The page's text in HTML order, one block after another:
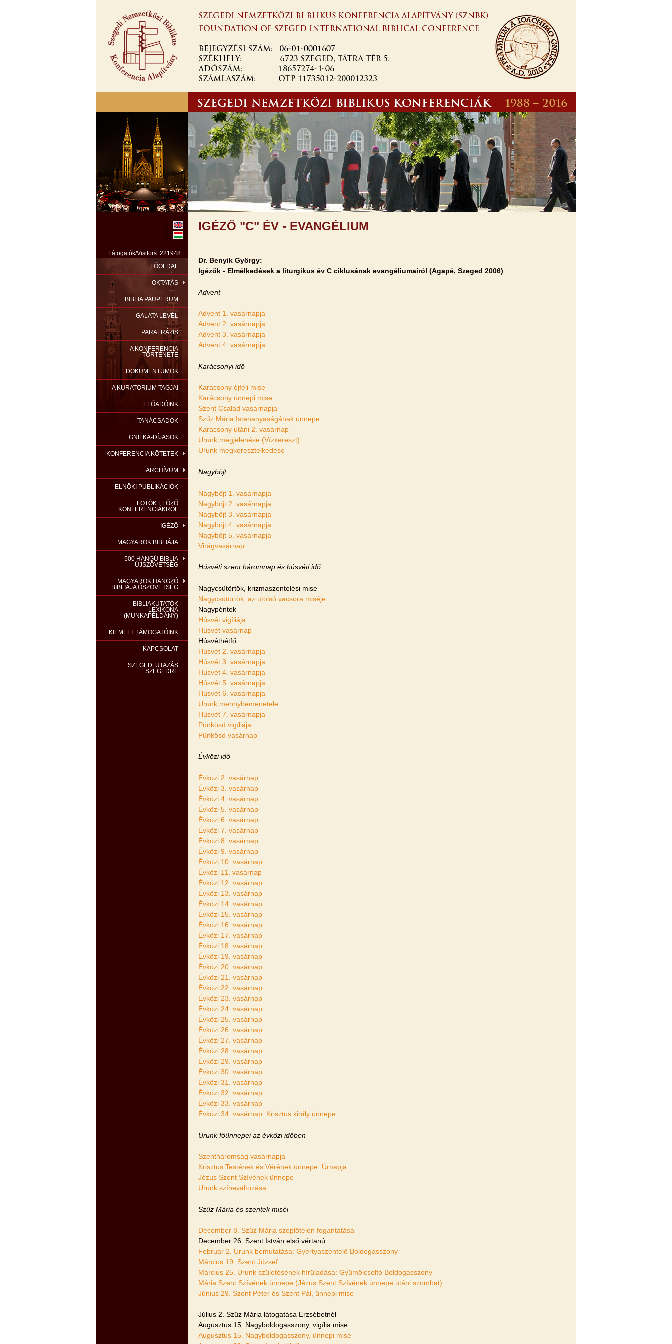
IGÉZŐ "C" ÉV - EVANGÉLIUM
Dr. Benyik György:
Igézők - Elmélkedések a liturgikus év C ciklusának evangéliumairól (Agapé, Szeged 2006)
Advent
Advent 1. vasárnapja
Advent 2. vasárnapja
Advent 3. vasárnapja
Advent 4. vasárnapja
Karácsonyi idő
Karácsony éjféli mise
Karácsony ünnepi mise
Szent Család vasárnapja
Szűz Mária Istenanyaságának ünnepe
Karácsony utáni 2. vasárnap
Urunk megjelenése (Vízkereszt)
Urunk megkeresztelkedése
Nagyböjt
Nagyböjt 1. vasárnapja
Nagyböjt 2. vasárnapja
Nagyböjt 3. vasárnapja
Nagyböjt 4. vasárnapja
Nagyböjt 5. vasárnapja
Virágvasárnap
Húsvéti szent háromnap és húsvéti idő
Nagycsütörtök, krizmaszentelési mise
Nagycsütörtök, az utolsó vacsora miséje
Nagypéntek
Húsvét vigíliája
Húsvét vasárnap
Húsvéthétfő
Húsvét 2. vasárnapja
Húsvét 3. vasárnapja
Húsvét 4. vasárnapja
Húsvét 5. vasárnapja
Húsvét 6. vasárnapja
Urunk mennybemenetele
Húsvét 7. vasárnapja
Pünkösd vigíliája
Pünkösd vasárnap
Évközi idő
Évközi 2. vasárnap
Évközi 3. vasárnap
Évközi 4. vasárnap
Évközi 5. vasárnap
Évközi 6. vasárnap
Évközi 7. vasárnap
Évközi 8. vasárnap
Évközi 9. vasárnap
Évközi 10. vasárnap
Évközi 11. vasárnap
Évközi 12. vasárnap
Évközi 13. vasárnap
Évközi 14. vasárnap
Évközi 15. vasárnap
Évközi 16. vasárnap
Évközi 17. vasárnap
Évközi 18. vasárnap
Évközi 19. vasárnap
Évközi 20. vasárnap
Évközi 21. vasárnap
Évközi 22. vasárnap
Évközi 23. vasárnap
Évközi 24. vasárnap
Évközi 25. vasárnap
Évközi 26. vasárnap
Évközi 27. vasárnap
Évközi 28. vasárnap
Évközi 29. vasárnap
Évközi 30. vasárnap
Évközi 31. vasárnap
Évközi 32. vasárnap
Évközi 33. vasárnap
Évközi 34. vasárnap: Krisztus király ünnepe
Urunk főünnepei az évközi időben
Szentháromság vasárnapja
Krisztus Testének és Vérének ünnepe: Úrnapja
Jézus Szent Szívének ünnepe
Urunk színeváltozása
Szűz Mária és szentek miséi
December 8. Szűz Mária szeplőtelen fogantatása
December 26. Szent István első vértanú
Február 2. Urunk bemutatása: Gyertyaszentelő Boldogasszony
Március 19. Szent József
Március 25. Urunk születésének hírüladása: Gyümölcsoltó Boldogasszony
Mária Szent Szívének ünnepe (Jézus Szent Szívének ünnepe utáni szombat)
Június 29. Szent Péter és Szent Pál, ünnepi mise
Július 2. Szűz Mária látogatása Erzsébetnél
Augusztus 15. Nagyboldogasszony, vigília mise
Augusztus 15. Nagyboldogasszony, ünnepi mise
Látogatók/Visitors: 221948
FŐOLDAL
OKTATÁS
BIBLIA PAUPERUM
GALATA LEVÉL
PARAFRÁZIS
A KONFERENCIA
TÖRTÉNETE
DOKUMENTUMOK
A KURATÓRIUM TAGJAI
ELŐADÓINK
TANÁCSADÓK
GNILKA-DÍJASOK
KONFERENCIA KÖTETEK
ARCHÍVUM
ELNÖKI PUBLIKÁCIÓK
FOTÓK ELŐZŐ
KONFERENCIÁKRÓL
IGÉZŐ
MAGYAROK BIBLIÁJA
500 HANGÚ BIBLIA
ÚJSZÖVETSÉG
MAGYAROK HANGZÓ
BIBLIÁJA ÓSZÖVETSÉG
BIBLIAKUTATÓK
LEXIKONA
(MUNKAPÉLDÁNY)
KIEMELT TÁMOGATÓINK
KAPCSOLAT
SZEGED, UTAZÁS
SZEGEDRE